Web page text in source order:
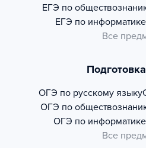
ЕГЭ по
ЕГЭ по информатике
Все
ОГЭ по русскому языку
ОГЭ по
ОГЭ по информатике
Все